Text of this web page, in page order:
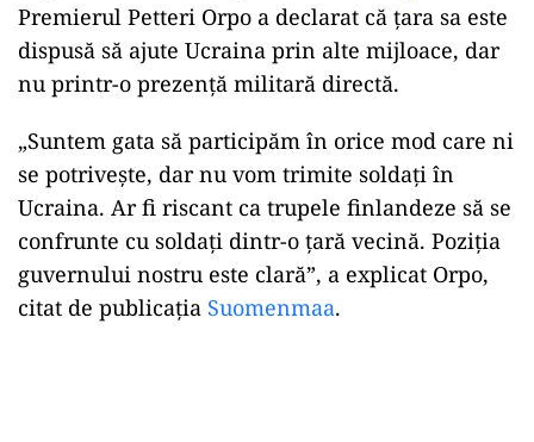
Premierul Petteri Orpo a declarat că țara sa este
dispusă să ajute Ucraina prin alte mijloace, dar
nu printr-o prezență militară directă.
„Suntem gata să participăm în orice mod care ni
se potrivește, dar nu vom trimite soldați în
Ucraina. Ar fi riscant ca trupele finlandeze să se
confrunte cu soldați dintr-o țară vecină. Poziția
guvernului nostru este clară”, a explicat Orpo,
citat de publicația Suomenmaa.